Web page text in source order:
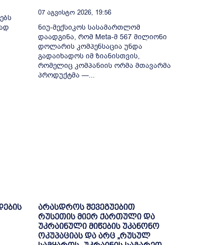
07 Აგვისტო 2026, 19:56
ნიუ-მექსიკოს სასამართლომ
დაადგინა, რომ Meta-მ 567 მილიონი
დოლარის კომპენსაცია უნდა
გადაიხადოს იმ ზიანისთვის,
რომელიც კომპანიის ორმა მთავარმა
პროდუქტმა —...
არასდროს შევეგუებით
რუსეთის მიერ ქართული და
უკრაინული მიწების უკანონო
ოკუპაციას და არც „რუსულ